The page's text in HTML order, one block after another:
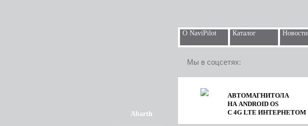
О NaviPilot Каталог Новости
Мы в соцсетях:
Abarth
АВТОМАГНИТОЛА
НА ANDROID OS
С 4G LTE ИНТЕРНЕТОМ